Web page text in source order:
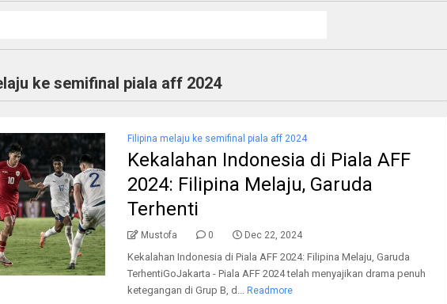
ke semifinal piala aff 2024
Filipina melaju ke semifinal piala aff 2024
Kekalahan Indonesia di Piala AFF
2024: Filipina Melaju, Garuda
Terhenti
Mustofa 0 Dec 22, 2024
Kekalahan Indonesia di Piala AFF 2024: Filipina Melaju, Garuda
TerhentiGoJakarta - Piala AFF 2024 telah menyajikan drama penuh
ketegangan di Grup B, d...
Readmore